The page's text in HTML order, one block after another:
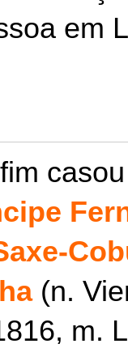
em
(n.
m.